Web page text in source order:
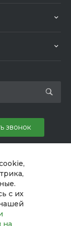
с их
на
11
звонок